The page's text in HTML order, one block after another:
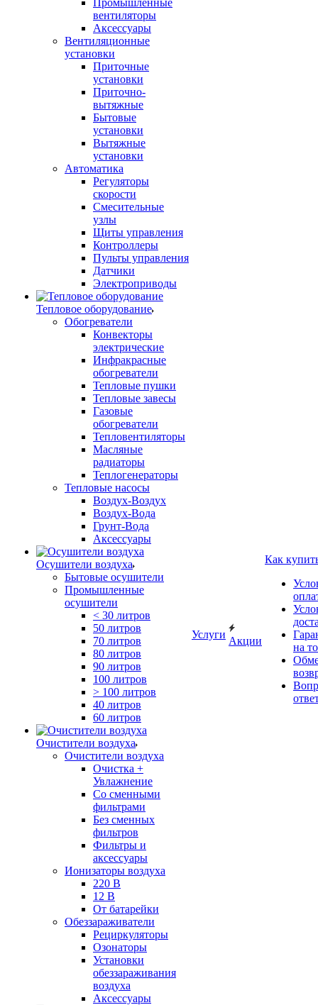
Промышленные
вентиляторы
Аксессуары
Вентиляционные
установки
Приточные
установки
Приточно-
вытяжные
Бытовые
установки
Вытяжные
установки
Автоматика
Регуляторы
скорости
Смесительные
узлы
Щиты управления
Контроллеры
Пульты управления
Датчики
Электроприводы
Тепловое оборудование
Обогреватели
Конвекторы
электрические
Инфракрасные
обогреватели
Тепловые пушки
Тепловые завесы
Газовые
обогреватели
Тепловентиляторы
Масляные
радиаторы
Теплогенераторы
Тепловые насосы
Воздух-Воздух
Воздух-Вода
Грунт-Вода
Аксессуары
Осушители воздуха
Бытовые осушители
Промышленные
осушители
< 30 литров
50 литров
70 литров
80 литров
90 литров
100 литров
> 100 литров
40 литров
60 литров
Очистители воздуха
Очистители воздуха
Очистка +
Увлажнение
Cо сменными
фильтрами
Без сменных
фильтров
Фильтры и
аксессуары
Ионизаторы воздуха
220 В
12 В
От батарейки
Обеззараживатели
Рециркуляторы
Озонаторы
Установки
обеззараживания
воздуха
Аксессуары
Услуги
Акции
Как
на